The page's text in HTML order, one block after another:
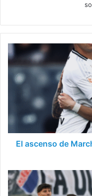
ascenso
de
Marchant
liderazgo
goleador
de
Correa
El ascenso de
Colo
Colo